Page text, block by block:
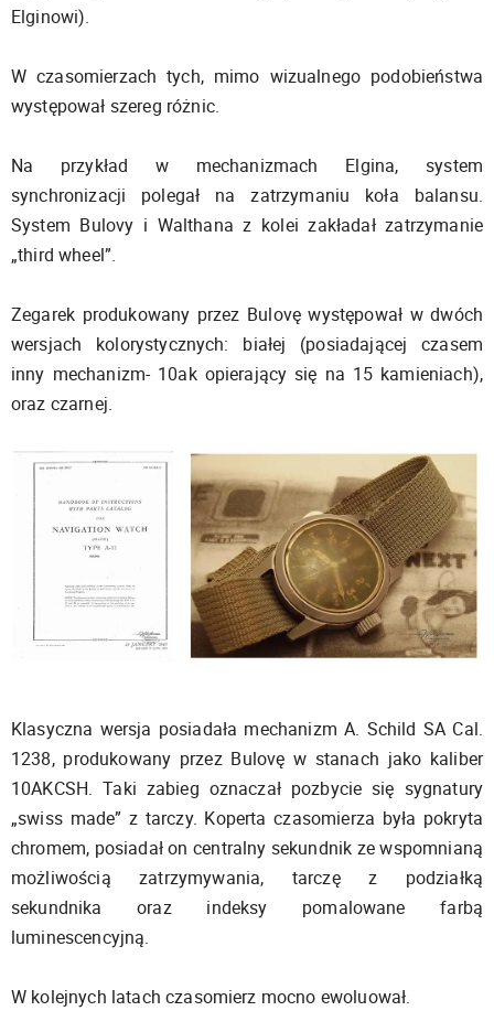
Elginowi).
W czasomierzach tych, mimo wizualnego podobieństwa
występował szereg różnic.
Na przykład w mechanizmach Elgina, system
synchronizacji polegał na zatrzymaniu koła balansu.
System Bulovy i Walthana z kolei zakładał zatrzymanie
„third wheel”.
Zegarek produkowany przez Bulovę występował w dwóch
wersjach kolorystycznych: białej (posiadającej czasem
inny mechanizm- 10ak opierający się na 15 kamieniach),
oraz czarnej.
Klasyczna wersja posiadała mechanizm A. Schild SA Cal.
1238, produkowany przez Bulovę w stanach jako kaliber
10AKCSH. Taki zabieg oznaczał pozbycie się sygnatury
„swiss made” z tarczy. Koperta czasomierza była pokryta
chromem, posiadał on centralny sekundnik ze wspomnianą
możliwością zatrzymywania, tarczę z podziałką
sekundnika oraz indeksy pomalowane farbą
luminescencyjną.
W kolejnych latach czasomierz mocno ewoluował.